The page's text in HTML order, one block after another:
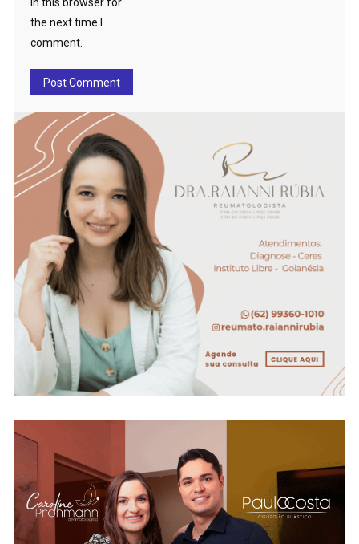
the next time I
comment.